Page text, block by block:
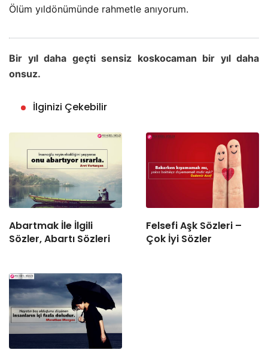
Ölüm yıldönümünde rahmetle anıyorum.
Bir yıl daha geçti sensiz koskocaman bir yıl daha
onsuz.
İlginizi Çekebilir
Abartmak İle İlgili
Sözler, Abartı Sözleri
Felsefi Aşk Sözleri –
Çok İyi Sözler